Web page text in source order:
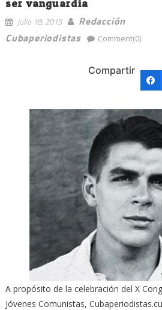
ser vanguardia
julio 18, 2015
Redacción
Cubaperiodistas
Comment(0)
Compartir
A propósito de la celebración del X
Jóvenes Comunistas,